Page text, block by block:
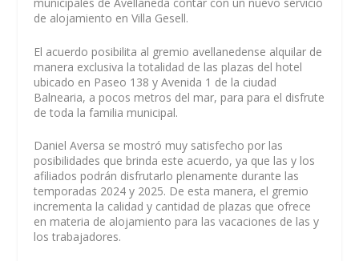
municipales de Avellaneda contar con un nuevo servicio
de alojamiento en Villa Gesell.
El acuerdo posibilita al gremio avellanedense alquilar de
manera exclusiva la totalidad de las plazas del hotel
ubicado en Paseo 138 y Avenida 1 de la ciudad
Balnearia, a pocos metros del mar, para para el disfrute
de toda la familia municipal.
Daniel Aversa se mostró muy satisfecho por las
posibilidades que brinda este acuerdo, ya que las y los
afiliados podrán disfrutarlo plenamente durante las
temporadas 2024 y 2025. De esta manera, el gremio
incrementa la calidad y cantidad de plazas que ofrece
en materia de alojamiento para las vacaciones de las y
los trabajadores.